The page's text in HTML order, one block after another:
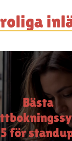
Bästa
för